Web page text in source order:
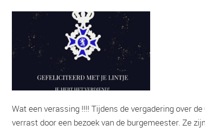
Wat een verassing !!!! Tijdens de vergadering over
verrast door een bezoek van de burgemeester. Ze